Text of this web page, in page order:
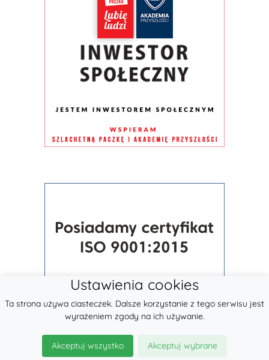
Ustawienia cookies
Ta strona używa ciasteczek. Dalsze korzystanie z tego serwisu jest
wyrażeniem zgody na ich używanie.
Akceptuj wszystko Akceptuj wybrane